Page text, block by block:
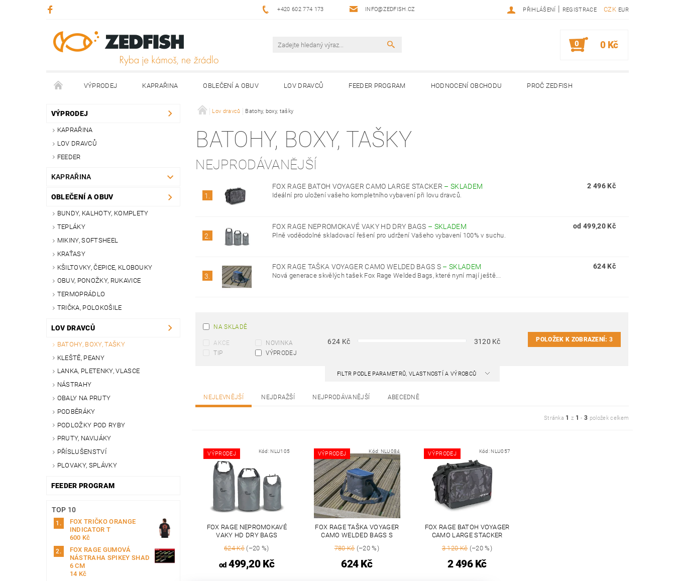
+420 602 774 173 INFO@ZEDFISH.CZ CZK EUR
PŘIHLÁŠENÍ | REGISTRACE
0 0 Kč
VÝPRODEJ KAPRAŘINA OBLEČENÍ A OBUV LOV DRAVCŮ FEEDER PROGRAM HODNOCENÍ OBCHODU PROČ ZEDFISH
KONTAKTY
VÝPRODEJ
KAPRAŘINA
LOV DRAVCŮ
FEEDER
KAPRAŘINA
OBLEČENÍ A OBUV
BUNDY, KALHOTY, KOMPLETY
TEPLÁKY
MIKINY, SOFTSHEEL
KRAŤASY
KŠILTOVKY, ČEPICE, KLOBOUKY
OBUV, PONOŽKY, RUKAVICE
TERMOPRÁDLO
TRIČKA, POLOKOŠILE
LOV DRAVCŮ
BATOHY, BOXY, TAŠKY
KLEŠTĚ, PEANY
LANKA, PLETENKY, VLASCE
NÁSTRAHY
OBALY NA PRUTY
PODBĚRÁKY
PODLOŽKY POD RYBY
PRUTY, NAVIJÁKY
PŘÍSLUŠENSTVÍ
PLOVAKY, SPLÁVKY
FEEDER PROGRAM
TOP 10
FOX TRIČKO ORANGE
INDICATOR T
600 Kč
FOX RAGE GUMOVÁ
NÁSTRAHA SPIKEY SHAD
6 CM
14 Kč
Lov dravců Batohy, boxy, tašky
BATOHY, BOXY, TAŠKY
NEJPRODÁVANĚJŠÍ
1.
FOX RAGE BATOH VOYAGER CAMO LARGE STACKER –SKLADEM
Ideální pro uložení vašeho kompletního vybavení při lovu dravců.
2 496 Kč
2.
FOX RAGE NEPROMOKAVÉ VAKY HD DRY BAGS – SKLADEM
Plně voděodolné skladovací řešení pro udržení Vašeho vybavení 100% v suchu.
od 499,20 Kč
3.
FOX RAGE TAŠKA VOYAGER CAMO WELDED BAGS S –SKLADEM
Nová generace skvělých tašek Fox Rage Welded Bags, které nyní mají ještě...
624 Kč
NA SKLADĚ
AKCE
NOVINKA
TIP
VÝPRODEJ
624 Kč 3120 Kč POLOŽEK K ZOBRAZENÍ:3
FILTR PODLE PARAMETRŮ, VLASTNOSTÍ A VÝROBCŮ
NEJLEVNĚJŠÍ NEJDRAŽŠÍ NEJPRODÁVANĚJŠÍ ABECEDNĚ
Stránka 1 z 1 -3 položek celkem
VÝPRODEJ Kód: NLU105
FOX RAGE NEPROMOKAVÉ
VAKY HD DRY BAGS
624 Kč (–20 %)
od499,20 Kč
VÝPRODEJ Kód: NLU084
FOX RAGE TAŠKA VOYAGER
CAMO WELDED BAGS S
780 Kč(–20 %)
624 Kč
VÝPRODEJ Kód: NLU057
FOX RAGE BATOH VOYAGER
CAMO LARGE STACKER
3 120 Kč(–20 %)
2 496 Kč